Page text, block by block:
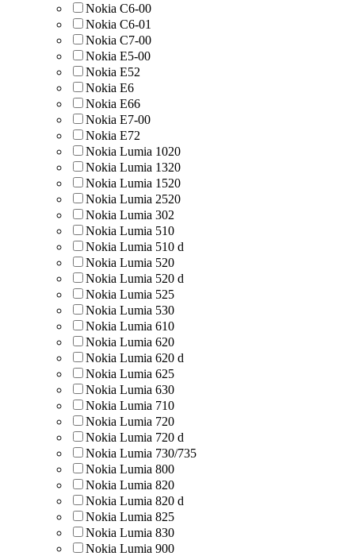
Nokia C6-00
Nokia C6-01
Nokia C7-00
Nokia E5-00
Nokia E52
Nokia E6
Nokia E66
Nokia E7-00
Nokia E72
Nokia Lumia 1020
Nokia Lumia 1320
Nokia Lumia 1520
Nokia Lumia 2520
Nokia Lumia 302
Nokia Lumia 510
Nokia Lumia 510 d
Nokia Lumia 520
Nokia Lumia 520 d
Nokia Lumia 525
Nokia Lumia 530
Nokia Lumia 610
Nokia Lumia 620
Nokia Lumia 620 d
Nokia Lumia 625
Nokia Lumia 630
Nokia Lumia 710
Nokia Lumia 720
Nokia Lumia 720 d
Nokia Lumia 730/735
Nokia Lumia 800
Nokia Lumia 820
Nokia Lumia 820 d
Nokia Lumia 825
Nokia Lumia 830
Nokia Lumia 900